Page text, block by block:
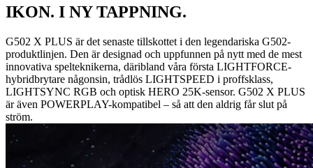
IKON. I NY TAPPNING.
G502 X PLUS är det senaste tillskottet i den legendariska G502-
produktlinjen. Den är designad och uppfunnen på nytt med de mest
innovativa spelteknikerna, däribland våra första LIGHTFORCE-
hybridbrytare någonsin, trådlös LIGHTSPEED i proffsklass,
LIGHTSYNC RGB och optisk HERO 25K-sensor. G502 X PLUS
är även POWERPLAY-kompatibel – så att den aldrig får slut på
ström.